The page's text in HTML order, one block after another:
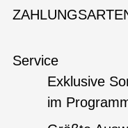
Service
Exklusive
im